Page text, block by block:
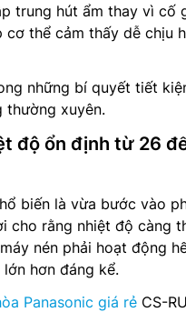
trung hút ẩm thay vì cố
cơ thể cảm thấy dễ chịu
những bí quyết tiết
thường xuyên.
độ ổn định từ 26
biến là vừa bước vào
cho rằng nhiệt độ càng
nén phải hoạt động
hơn đáng kể.
Panasonic giá rẻ CS-